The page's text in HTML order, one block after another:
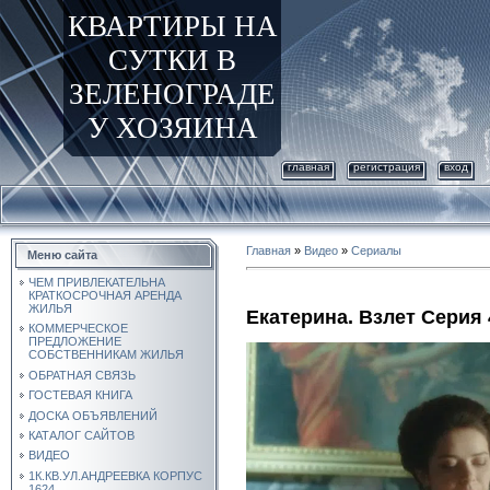
КВАРТИРЫ НА
СУТКИ В
ЗЕЛЕНОГРАДЕ
У ХОЗЯИНА
главная регистрация вход
Меню сайта
ЧЕМ ПРИВЛЕКАТЕЛЬНА
КРАТКОСРОЧНАЯ АРЕНДА
ЖИЛЬЯ
КОММЕРЧЕСКОЕ
ПРЕДЛОЖЕНИЕ
СОБСТВЕННИКАМ ЖИЛЬЯ
ОБРАТНАЯ СВЯЗЬ
ГОСТЕВАЯ КНИГА
ДОСКА ОБЪЯВЛЕНИЙ
КАТАЛОГ САЙТОВ
ВИДЕО
1К.КВ.УЛ.АНДРЕЕВКА КОРПУС
Главная » Видео » Сериалы
Екатерина. Взлет Серия